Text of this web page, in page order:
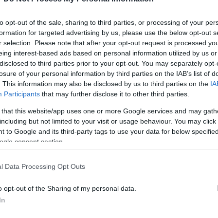
opt-out of the sale, sharing to third parties, or processing of your
for targeted advertising by us, please use the below opt-out
selection. Please note that after your opt-out request is processed
interest-based ads based on personal information utilized by us
to third parties prior to your opt-out. You may separately
of your personal information by third parties on the IAB’s list of
This information may also be disclosed by us to third parties on the
Participants that may further disclose it to other third parties.
that this website/app uses one or more Google services and may
but not limited to your visit or usage behaviour. You may
to Google and its third-party tags to use your data for below
consent section.
Data Processing Opt Outs
opt-out of the Sharing of my personal data.
Putyin Troufanovnak. „Reméljük, hogy a
is hamarosan kiszabadul” – tette hozzá.
“Az Örökkévaló tartott
állítja a volt izraeli túsz
és a Hamász
a Hamász október 7-i, Izrael elleni halálos